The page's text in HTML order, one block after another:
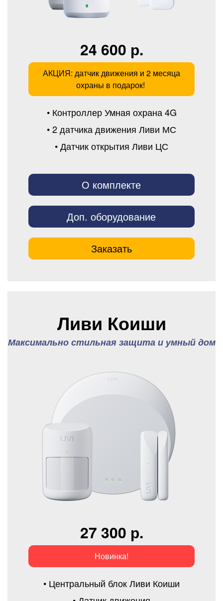
24 600 р.
АКЦИЯ: датчик движения и 2 месяца
охраны в подарок!
• Контроллер Умная охрана 4G
• 2 датчика движения Ливи МС
• Датчик открытия Ливи ЦС
О комплекте
Доп. оборудование
Заказать
Ливи Коиши
Максимально стильная защита и умный дом
27 300 р.
Новинка!
• Центральный блок Ливи Коиши